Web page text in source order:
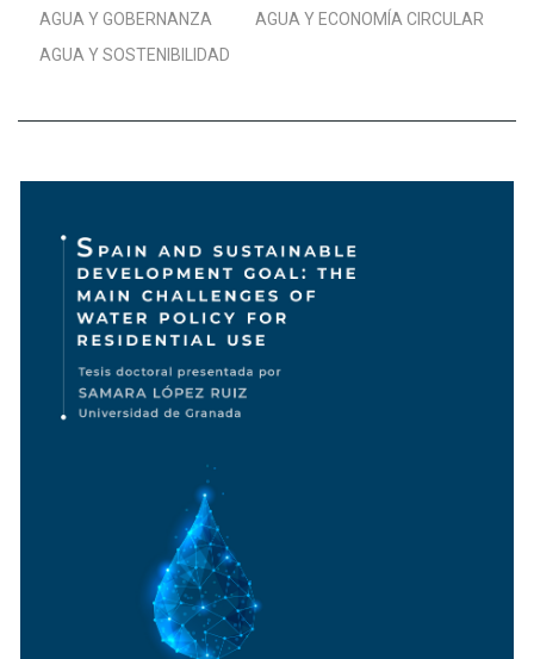
AGUA Y GOBERNANZA
AGUA Y ECONOMÍA CIRCULAR
AGUA Y SOSTENIBILIDAD